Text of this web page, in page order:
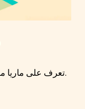
تعرف على ماريا مونتيسوري، المرأة التي غيرت التعليم.